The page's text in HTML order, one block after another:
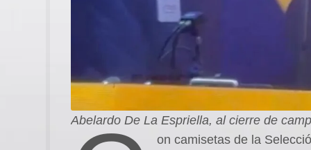
Abelardo De La Espriella, al cierre de
on camisetas de la